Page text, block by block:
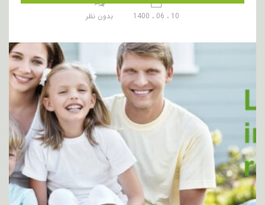
10 ، 06 ، 1400 بدون نظر